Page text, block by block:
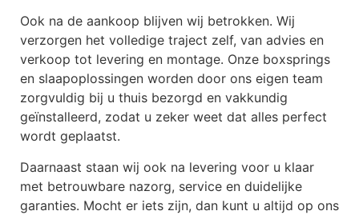
Ook na de aankoop blijven wij betrokken. Wij
verzorgen het volledige traject zelf, van advies en
verkoop tot levering en montage. Onze boxsprings
en slaapoplossingen worden door ons eigen team
zorgvuldig bij u thuis bezorgd en vakkundig
geïnstalleerd, zodat u zeker weet dat alles perfect
wordt geplaatst.
Daarnaast staan wij ook na levering voor u klaar
met betrouwbare nazorg, service en duidelijke
garanties. Mocht er iets zijn, dan kunt u altijd op ons